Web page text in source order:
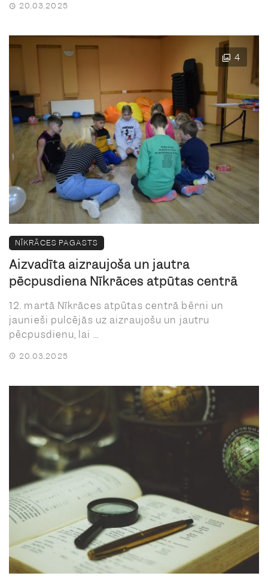
20.03.2025
4
NĪKRĀCES PAGASTS
Aizvadīta aizraujoša un jautra
pēcpusdiena Nīkrāces atpūtas centrā
12. martā Nīkrāces atpūtas centrā bērni un
jaunieši pulcējās uz aizraujošu un jautru
pēcpusdienu, lai ...
20.03.2025